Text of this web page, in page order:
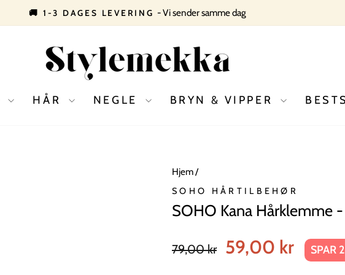
Pause
slideshow
🚚 1-3 DAGES LEVERING - Vi sender samme dag
HÅR NEGLE BRYN & VIPPER
Hjem/
SOHO HÅRTILBEHØR
SOHO Kana Hårklemme
pris
79,00 kr
Tilbudspris
59,00 kr SPAR